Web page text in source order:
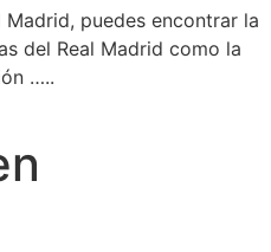
Madrid, puedes encontrar la
del Real Madrid como la
…..